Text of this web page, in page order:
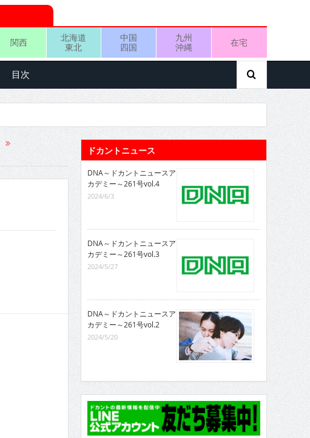
関西
北海道
東北
中国
四国
九州
沖縄
在宅
目次
ドカントニュース
DNA～ドカントニュースア
カデミー～261号vol.4
2024/6/3
DNA～ドカントニュースア
カデミー～261号vol.3
2024/5/27
DNA～ドカントニュースア
カデミー～261号vol.2
2024/5/20